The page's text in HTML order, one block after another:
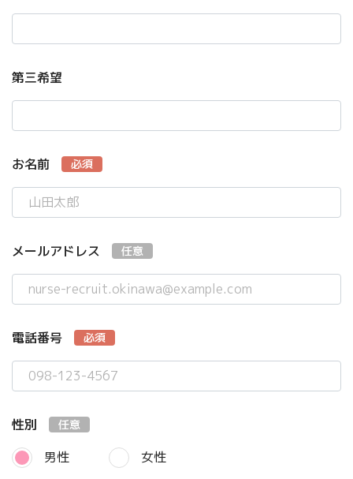
第三希望
お名前 必須
メールアドレス 任意
電話番号 必須
性別 任意
男性 女性